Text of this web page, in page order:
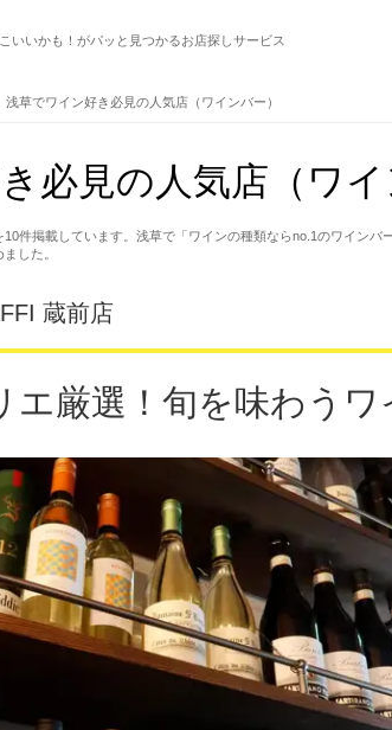
いいかも！がパッと見つかるお店探しサービス
浅草でワイン好き必見の人気店（ワインバー）
必見の人気店（ワ
件掲載しています。浅草で「ワインの種類ならno.1のワイン
した。
蔵前店
エ厳選！旬を味わうワ